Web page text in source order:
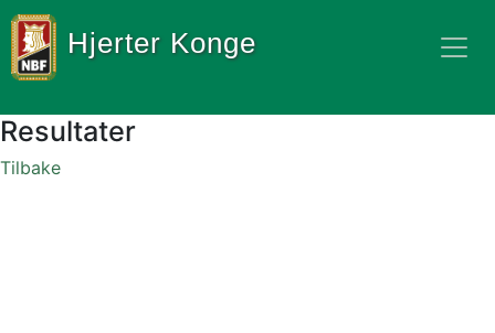
Hjerter Konge
Resultater
Tilbake